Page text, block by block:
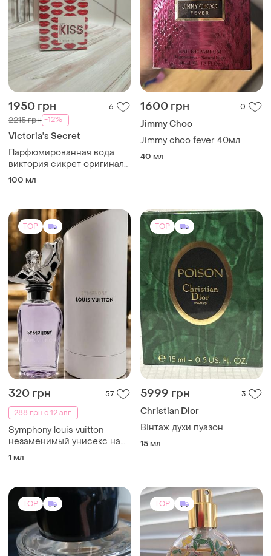
1950 грн 6
2215 грн -12%
Victoria's Secret
Парфюмированная вода
виктория сикрет оригинал
just a kiss от victoria's
100 мл
1600 грн 0
Jimmy Choo
Jimmy choo fever 40мл
40 мл
TOP
320 грн
57
288 грн с 12 авг.
Symphony louis vuitton
незаменимый унисекс на
лето, распив, оригинал!
1 мл
TOP
5999 грн 3
Christian Dior
Вінтаж духи пуазон
15 мл
TOP TOP